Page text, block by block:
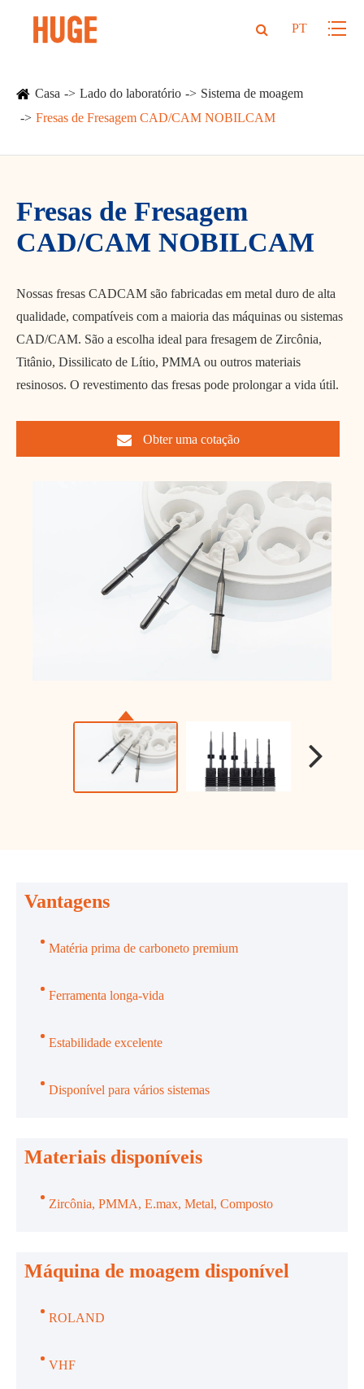
PT
Casa Lado do laboratório
Sistema de moagem
Fresas de Fresagem CAD/CAM NOBILCAM
Fresas de Fresagem
CAD/CAM NOBILCAM
Nossas fresas CADCAM são fabricadas em metal duro de alta
qualidade, compatíveis com a maioria das máquinas ou sistemas
CAD/CAM. São a escolha ideal para fresagem de Zircônia,
Titânio, Dissilicato de Lítio, PMMA ou outros materiais
resinosos. O revestimento das fresas pode prolongar a vida útil.
Obter uma cotação
Vantagens
Matéria prima de carboneto premium
Ferramenta longa-vida
Estabilidade excelente
Disponível para vários sistemas
Materiais disponíveis
Zircônia, PMMA, E.max, Metal, Composto
Máquina de moagem disponível
ROLAND
VHF